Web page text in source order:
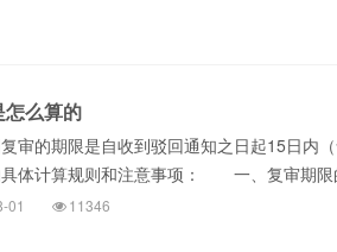
么算的
的期限是自收到驳回通知之日起15日内
体计算规则和注意事项： 一、复审期限
01 11346